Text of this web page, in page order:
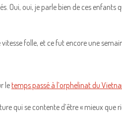
Oui, oui, je parle bien de ces
folle, et ce fut encore une
letemps passé à l’orphelinat du
qui se contente d’être « mieux que